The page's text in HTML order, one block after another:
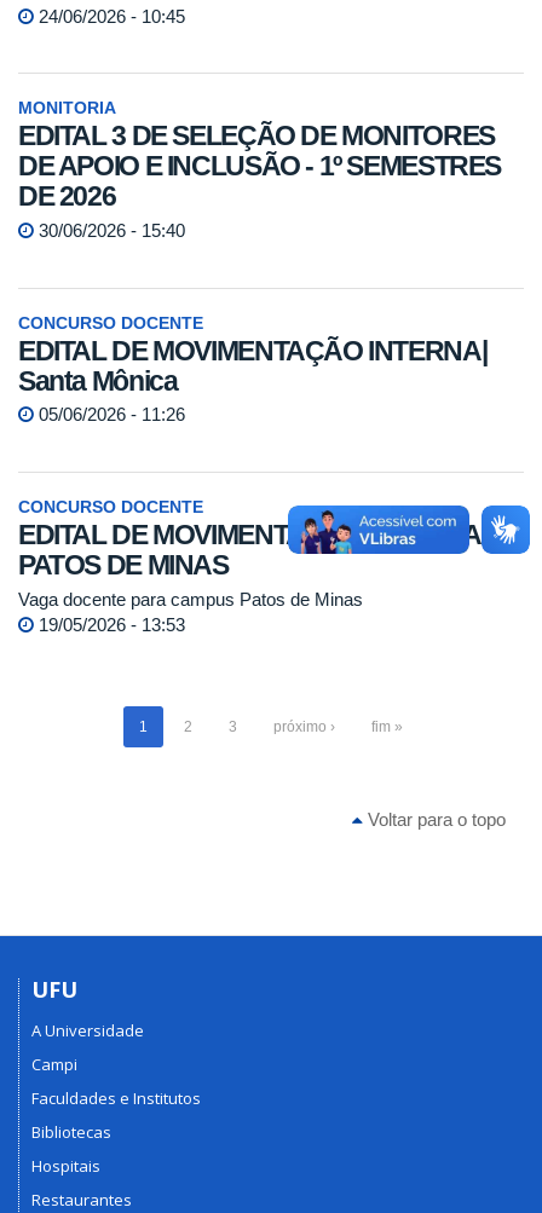
24/06/2026 - 10:45
MONITORIA
EDITAL 3 DE SELEÇÃO DE MONITORES
DE APOIO E INCLUSÃO - 1º SEMESTRES
DE 2026
30/06/2026 - 15:40
CONCURSO DOCENTE
EDITAL DE MOVIMENTAÇÃO INTERNA|
Santa Mônica
05/06/2026 - 11:26
CONCURSO DOCENTE
EDITAL DE MOVIMENTAÇÃO INTERNA |
PATOS DE MINAS
Vaga docente para campus Patos de Minas
19/05/2026 - 13:53
1 2 3 próximo › fim »
Voltar para o topo
UFU
A Universidade
Campi
Faculdades e Institutos
Bibliotecas
Hospitais
Restaurantes